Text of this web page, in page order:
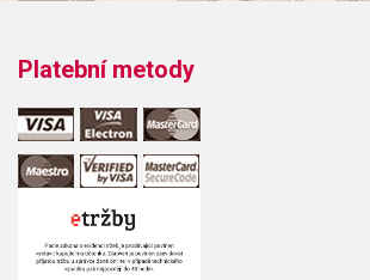
Platební metody